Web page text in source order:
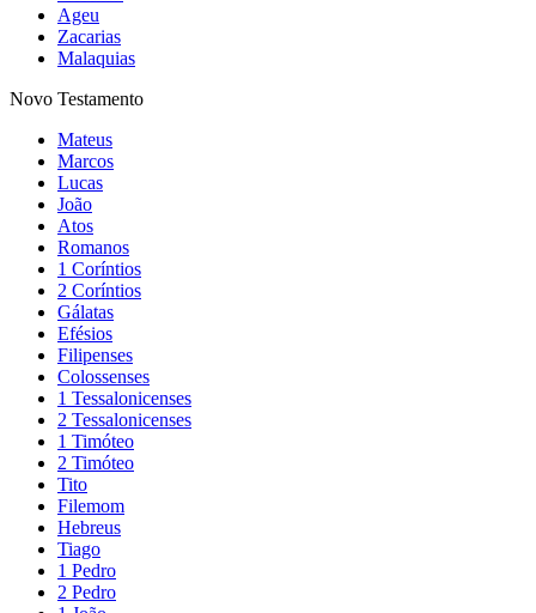
Ageu
Zacarias
Malaquias
Novo Testamento
Mateus
Marcos
Lucas
João
Atos
Romanos
1 Coríntios
2 Coríntios
Gálatas
Efésios
Filipenses
Colossenses
1 Tessalonicenses
2 Tessalonicenses
1 Timóteo
2 Timóteo
Tito
Filemom
Hebreus
Tiago
1 Pedro
2 Pedro